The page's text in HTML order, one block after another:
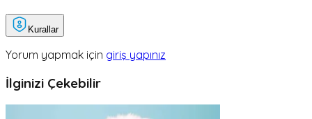
Kurallar
Yorum yapmak için giriş yapınız
İlginizi Çekebilir